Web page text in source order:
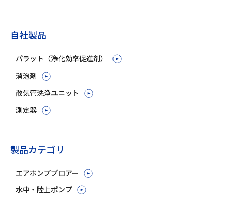
自社製品
パラット（浄化効率促進剤）
消泡剤
散気管洗浄ユニット
測定器
製品カテゴリ
エアポンプブロアー
水中・陸上ポンプ